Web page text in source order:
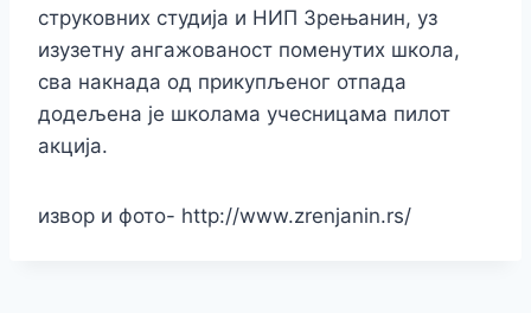
струковних студија и НИП Зрењанин, уз
изузетну ангажованост поменутих школа,
сва накнада од прикупљеног отпада
додељена је школама учесницама пилот
акција.
извор и фото- http://www.zrenjanin.rs/